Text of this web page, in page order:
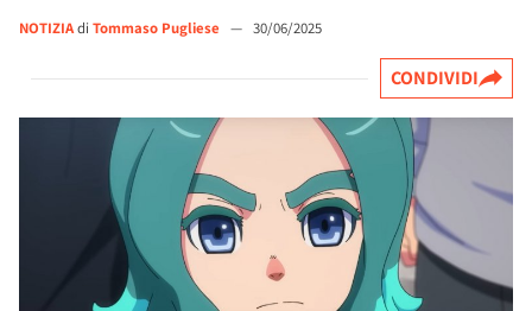
NOTIZIAdi Tommaso Pugliese — 30/06/2025
CONDIVIDI